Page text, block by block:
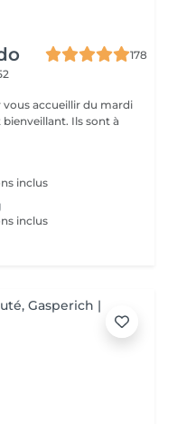
178
vous accueillir du mardi
Ils sont à
inclus
inclus